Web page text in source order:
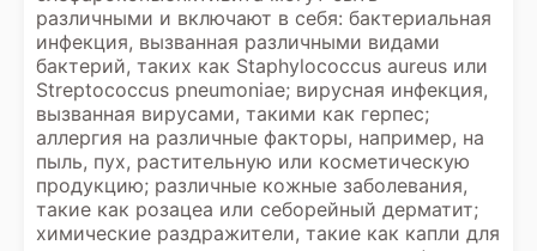
различными и включают в себя: бактериальная
инфекция, вызванная различными видами
бактерий, таких как Staphylococcus aureus или
Streptococcus pneumoniae; вирусная инфекция,
вызванная вирусами, такими как герпес;
аллергия на различные факторы, например, на
пыль, пух, растительную или косметическую
продукцию; различные кожные заболевания,
такие как розацеа или себорейный дерматит;
химические раздражители, такие как капли для